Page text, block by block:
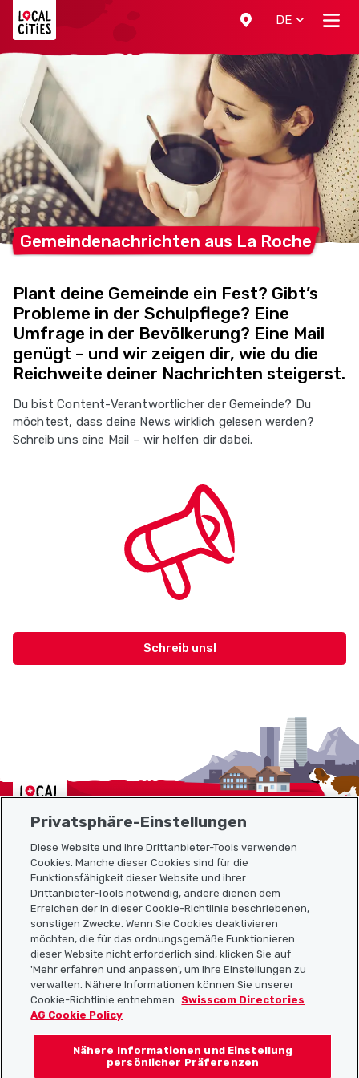
DE
Gemeindenachrichten aus La Roche
Plant deine Gemeinde ein Fest? Gibt’s
Probleme in der Schulpflege? Eine
Umfrage in der Bevölkerung? Eine Mail
genügt – und wir zeigen dir, wie du die
Reichweite deiner Nachrichten steigerst.
Du bist Content-Verantwortlicher der Gemeinde? Du
möchtest, dass deine News wirklich gelesen werden?
Schreib uns eine Mail – wir helfen dir dabei.
Schreib uns!
Localcities
Sitemap
Nützliche Links
Localcities App herunterladen
Folgt uns auf:
Privatsphäre-Einstellungen
Diese Website und ihre Drittanbieter-Tools verwenden
Cookies. Manche dieser Cookies sind für die
Funktionsfähigkeit dieser Website und ihrer
Drittanbieter-Tools notwendig, andere dienen dem
Erreichen der in dieser Cookie-Richtlinie beschriebenen,
sonstigen Zwecke. Wenn Sie Cookies deaktivieren
möchten, die für das ordnungsgemäße Funktionieren
dieser Website nicht erforderlich sind, klicken Sie auf
'Mehr erfahren und anpassen', um Ihre Einstellungen zu
verwalten. Nähere Informationen können Sie unserer
Cookie-Richtlinie entnehmen
Swisscom Directories
AG Cookie Policy
Nähere Informationen und Einstellung
persönlicher Präferenzen